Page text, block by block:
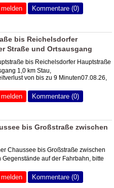
Kommentare (0)
bis Reichelsdorfer
Straße und Ortsausgang
bis Reichelsdorfer Hauptstraße
1,0 km Stau,
von bis zu 9 Minuten07.08.26,
Kommentare (0)
bis Großstraße zwischen
Chaussee bis Großstraße zwischen
auf der Fahrbahn, bitte
Kommentare (0)